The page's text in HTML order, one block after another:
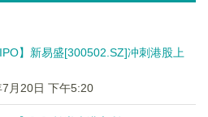
IPO】新易盛[300502.SZ]冲刺港股上
7月20日 下午5:20